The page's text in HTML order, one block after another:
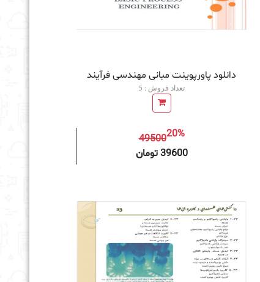
دانلود پاورپوینت مبانی مهندسی فرآيند
تعداد فروش : 5
4950020%
39600 تومان